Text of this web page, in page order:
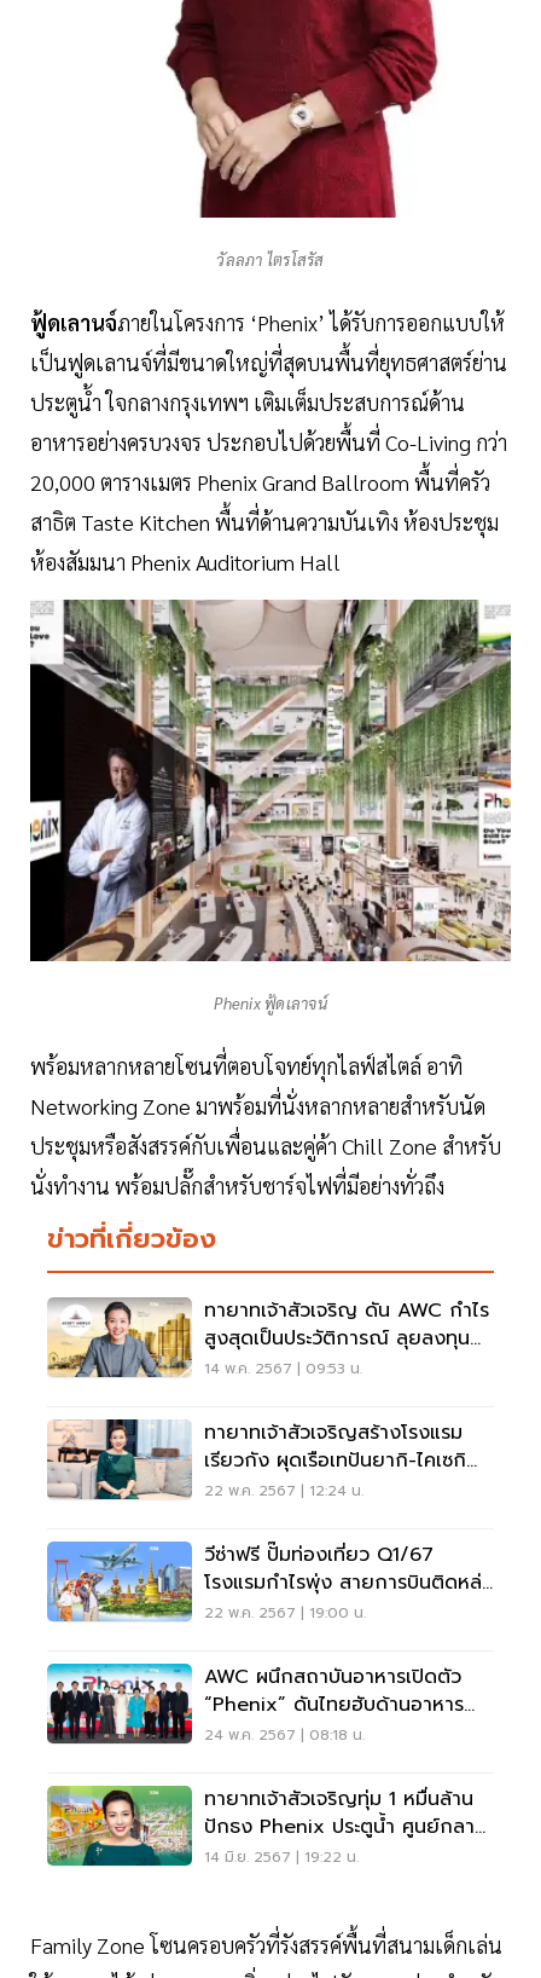
วัลลภา ไตรโสรัส
ฟู้ดเลานจ์ภายในโครงการ ‘Phenix’ ได้รับการออกแบบให้
เป็นฟูดเลานจ์ที่มีขนาดใหญ่ที่สุดบนพื้นที่ยุทธศาสตร์ย่าน
ประตูน้ำ ใจกลางกรุงเทพฯ เติมเต็มประสบการณ์ด้าน
อาหารอย่างครบวงจร ประกอบไปด้วยพื้นที่ Co-Living กว่า
20,000 ตารางเมตร Phenix Grand Ballroom พื้นที่ครัว
สาธิต Taste Kitchen พื้นที่ด้านความบันเทิง ห้องประชุม
ห้องสัมมนา Phenix Auditorium Hall
Phenix ฟู้ดเลาจน์
พร้อมหลากหลายโซนที่ตอบโจทย์ทุกไลฟ์สไตล์ อาทิ
Networking Zone มาพร้อมที่นั่งหลากหลายสำหรับนัด
ประชุมหรือสังสรรค์กับเพื่อนและคู่ค้า Chill Zone สำหรับ
นั่งทำงาน พร้อมปลั๊กสำหรับชาร์จไฟที่มีอย่างทั่วถึง
ข่าวที่เกี่ยวข้อง
ทายาทเจ้าสัวเจริญ ดัน AWC กำไร
สูงสุดเป็นประวัติการณ์ ลุยลงทุน
1.2 แสนล้าน
14 พ.ค. 2567 | 09:53 น.
ทายาทเจ้าสัวเจริญสร้างโรงแรม
เรียวกัง ผุดเรือเทปันยากิ-ไคเซกิ
ลำแรกของโลก
22 พ.ค. 2567 | 12:24 น.
วีซ่าฟรี ปั๊มท่องเที่ยว Q1/67
โรงแรมกำไรพุ่ง สายการบินติดหล่ม
บาทอ่อนกำไรหด
22 พ.ค. 2567 | 19:00 น.
AWC ผนึกสถาบันอาหารเปิดตัว
“Phenix” ดันไทยฮับด้านอาหาร
โลก
24 พ.ค. 2567 | 08:18 น.
ทายาทเจ้าสัวเจริญทุ่ม 1 หมื่นล้าน
ปักธง Phenix ประตูนํ้า ศูนย์กลาง
อาหารโลก
14 มิ.ย. 2567 | 19:22 น.
Family Zone โซนครอบครัวที่รังสรรค์พื้นที่สนามเด็กเล่น